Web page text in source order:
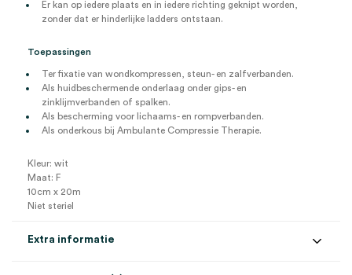
Er kan op iedere plaats en in iedere richting geknipt worden,
zonder dat er hinderlijke ladders ontstaan.
Toepassingen
Ter fixatie van wondkompressen, steun- en zalfverbanden.
Als huidbeschermende onderlaag onder gips- en
zinklijmverbanden of spalken.
Als bescherming voor lichaams- en rompverbanden.
Als onderkous bij Ambulante Compressie Therapie.
Kleur: wit
Maat: F
10cm x 20m
Niet steriel
Extra informatie